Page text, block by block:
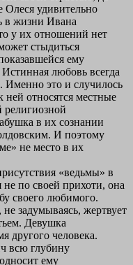
удивительно
в жизни Ивана
у их отношений нет
стыдиться
ему
любовь всегда
Именно это и случилось
ней относятся местные
религиозной
в их сознании
И поэтому
не место в их
«ведьмы» в
по своей прихоти, она
своего любимого.
задумываясь, жертвует
Девушка
другого человека.
всю глубину
ему